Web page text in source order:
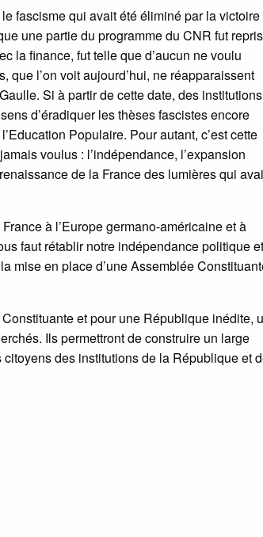
fascisme qui avait été éliminé par la victoire
une partie du programme du CNR fut
la finance, fut telle que d’aucun ne voulu
que l’on voit aujourd’hui, ne réapparaissent
Si à partir de cette date, des institutions
d’éradiquer les thèses fascistes encore
Populaire. Pour autant, c’est cette
voulus : l’indépendance, l’expansion
de la France des lumières qui
à l’Europe germano-américaine et à
faut rétablir notre indépendance politique et
mise en place d’une Assemblée
et pour une République inédite,
Ils permettront de construire un large
des institutions de la République et